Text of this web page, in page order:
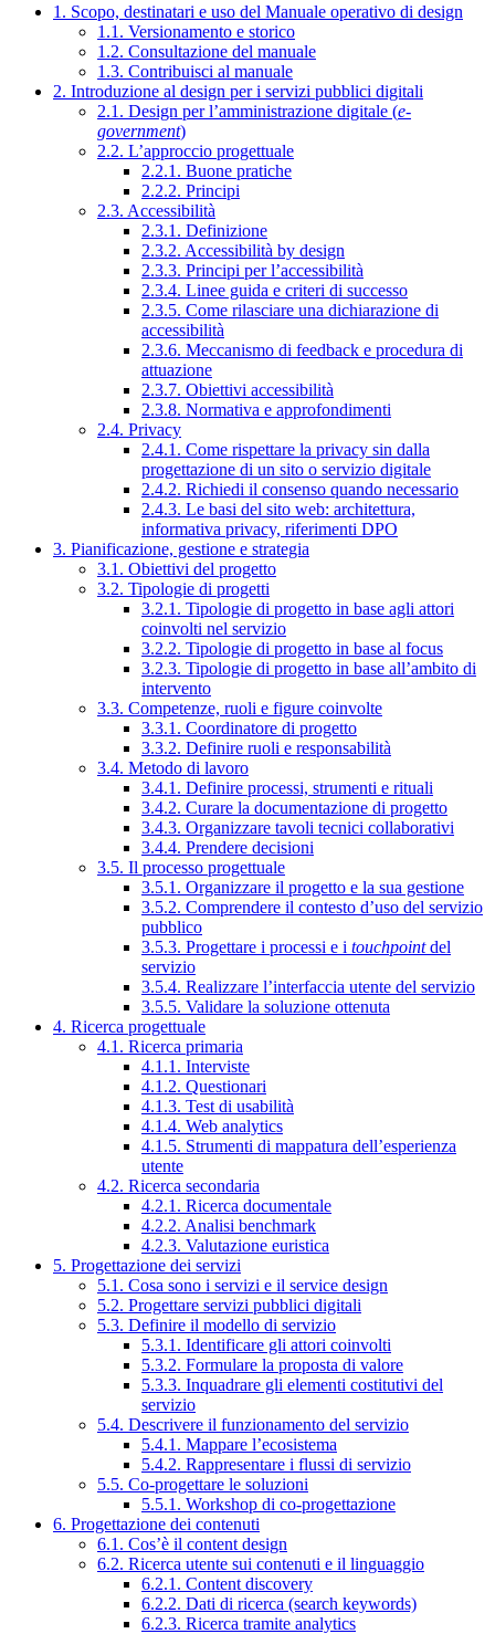
1. Scopo, destinatari e uso del Manuale operativo di design
1.1. Versionamento e storico
1.2. Consultazione del manuale
1.3. Contribuisci al manuale
2. Introduzione al design per i servizi pubblici digitali
2.1. Design per l’amministrazione digitale (e-
government)
2.2. L’approccio progettuale
2.2.1. Buone pratiche
2.2.2. Principi
2.3. Accessibilità
2.3.1. Definizione
2.3.2. Accessibilità by design
2.3.3. Principi per l’accessibilità
2.3.4. Linee guida e criteri di successo
2.3.5. Come rilasciare una dichiarazione di
accessibilità
2.3.6. Meccanismo di feedback e procedura di
attuazione
2.3.7. Obiettivi accessibilità
2.3.8. Normativa e approfondimenti
2.4. Privacy
2.4.1. Come rispettare la privacy sin dalla
progettazione di un sito o servizio digitale
2.4.2. Richiedi il consenso quando necessario
2.4.3. Le basi del sito web: architettura,
informativa privacy, riferimenti DPO
3. Pianificazione, gestione e strategia
3.1. Obiettivi del progetto
3.2. Tipologie di progetti
3.2.1. Tipologie di progetto in base agli attori
coinvolti nel servizio
3.2.2. Tipologie di progetto in base al focus
3.2.3. Tipologie di progetto in base all’ambito di
intervento
3.3. Competenze, ruoli e figure coinvolte
3.3.1. Coordinatore di progetto
3.3.2. Definire ruoli e responsabilità
3.4. Metodo di lavoro
3.4.1. Definire processi, strumenti e rituali
3.4.2. Curare la documentazione di progetto
3.4.3. Organizzare tavoli tecnici collaborativi
3.4.4. Prendere decisioni
3.5. Il processo progettuale
3.5.1. Organizzare il progetto e la sua gestione
3.5.2. Comprendere il contesto d’uso del servizio
pubblico
3.5.3. Progettare i processi e i touchpointdel
servizio
3.5.4. Realizzare l’interfaccia utente del servizio
3.5.5. Validare la soluzione ottenuta
4. Ricerca progettuale
4.1. Ricerca primaria
4.1.1. Interviste
4.1.2. Questionari
4.1.3. Test di usabilità
4.1.4. Web analytics
4.1.5. Strumenti di mappatura dell’esperienza
utente
4.2. Ricerca secondaria
4.2.1. Ricerca documentale
4.2.2. Analisi benchmark
4.2.3. Valutazione euristica
5. Progettazione dei servizi
5.1. Cosa sono i servizi e il service design
5.2. Progettare servizi pubblici digitali
5.3. Definire il modello di servizio
5.3.1. Identificare gli attori coinvolti
5.3.2. Formulare la proposta di valore
5.3.3. Inquadrare gli elementi costitutivi del
servizio
5.4. Descrivere il funzionamento del servizio
5.4.1. Mappare l’ecosistema
5.4.2. Rappresentare i flussi di servizio
5.5. Co-progettare le soluzioni
5.5.1. Workshop di co-progettazione
6. Progettazione dei contenuti
6.1. Cos’è il content design
6.2. Ricerca utente sui contenuti e il linguaggio
6.2.1. Content discovery
6.2.2. Dati di ricerca (search keywords)
6.2.3. Ricerca tramite analytics